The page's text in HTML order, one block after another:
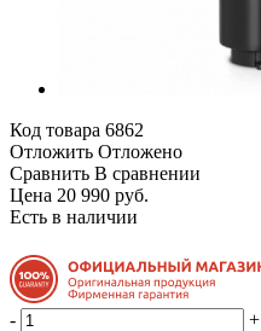
Код товара 6862
Отложить Отложено
Сравнить В сравнении
Цена 20 990 руб.
Есть в наличии
-
+